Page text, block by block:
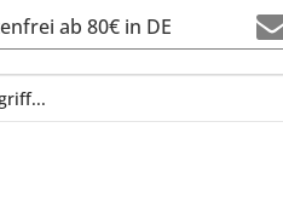
ab 80€ in DE